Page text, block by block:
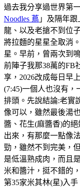
過去我分享過世界第
Noodles 蔦 」及隔年跟
龍、以及老搶不到位
將拉麵的星星全取消
星。早前，曾兩次到
前陣子我那38萬的FB
享，2026改成每日早
(7:45)一個人也沒有，
排頭。先說結論:老實
像可以，雖然最後湯
醬、花生(麻醬香)的
出來，有那麼一點像
勁，雖然不到完美，
是低溫熟成肉，而且
米和醬汁，挺不錯的
第35家米其林(星)入手